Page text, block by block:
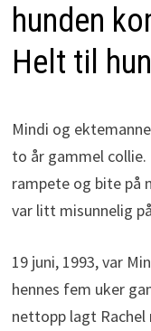
hunden
Helt til
Mindi og
to år gammel
rampete og bite på
var litt misunnelig
19 juni, 1993, var
hennes fem uker
nettopp lagt